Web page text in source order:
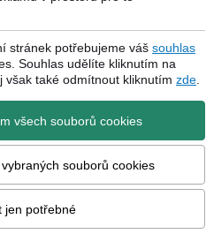
my a také naši
obsah zveřejnit na
stránkách třetích
tzv.
profily nepoužívají
souhlas s používáním
obsahu
stránek potřebujeme váš souhlas
Souhlas udělíte kliknutím na
také odmítnout kliknutím zde
jen potřebné
souborů cookies
všech souborů cookies